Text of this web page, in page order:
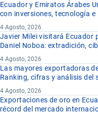
Ecuador y Emiratos Árabes
con inversiones, tecnología
4 Agosto, 2026
Javier Milei visitará Ecuador
Daniel Noboa: extradición,
4 Agosto, 2026
Las mayores exportadoras
Ranking, cifras y análisis del
4 Agosto, 2026
Exportaciones de oro en
récord del mercado